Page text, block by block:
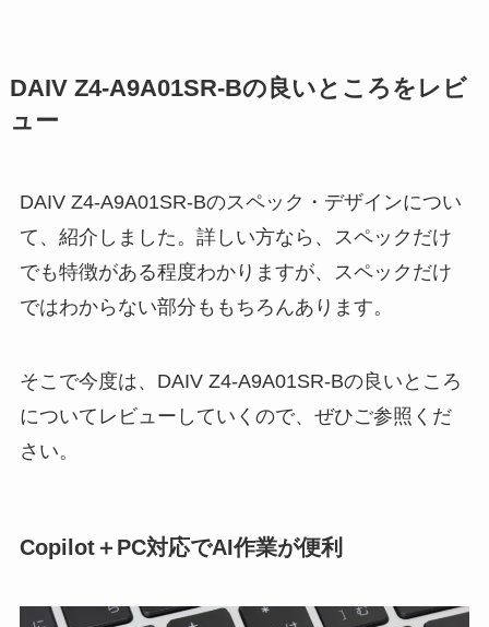
DAIV Z4-A9A01SR-Bの良いところをレビ
ュー
DAIV Z4-A9A01SR-Bのスペック・デザインについ
て、紹介しました。詳しい方なら、スペックだけ
でも特徴がある程度わかりますが、スペックだけ
ではわからない部分ももちろんあります。
そこで今度は、DAIV Z4-A9A01SR-Bの良いところ
についてレビューしていくので、ぜひご参照くだ
さい。
Copilot＋PC対応でAI作業が便利